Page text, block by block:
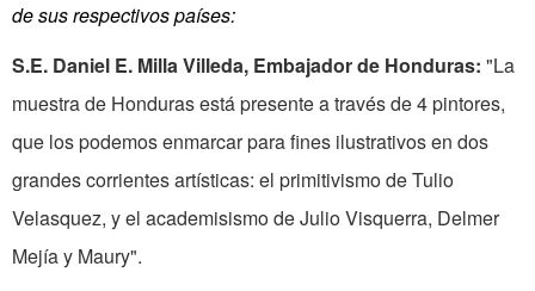
de sus respectivos países:
S.E. Daniel E. Milla Villeda, Embajador de Honduras: "La
muestra de Honduras está presente a través de 4 pintores,
que los podemos enmarcar para fines ilustrativos en dos
grandes corrientes artísticas: el primitivismo de Tulio
Velasquez, y el academisismo de Julio Visquerra, Delmer
Mejía y Maury".